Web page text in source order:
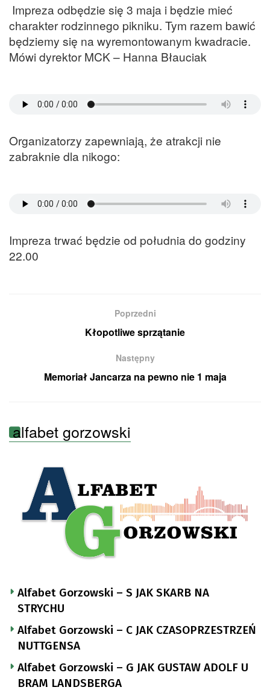
Impreza odbędzie się 3 maja i będzie mieć
charakter rodzinnego pikniku. Tym razem bawić
będziemy się na wyremontowanym kwadracie.
Mówi dyrektor MCK – Hanna Błauciak
Organizatorzy zapewniają, że atrakcji nie
zabraknie dla nikogo:
Impreza trwać będzie od południa do godziny
22.00
Poprzedni
Kłopotliwe sprzątanie
Następny
Memoriał Jancarza na pewno nie 1 maja
alfabet gorzowski
Alfabet Gorzowski – S JAK SKARB NA
STRYCHU
Alfabet Gorzowski – C JAK CZASOPRZESTRZEŃ
NUTTGENSA
Alfabet Gorzowski – G JAK GUSTAW ADOLF U
BRAM LANDSBERGA